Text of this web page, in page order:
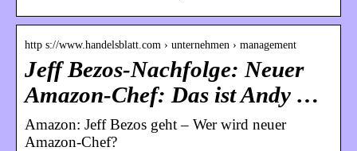
http s://www.handelsblatt.com › unternehmen › management
Jeff Bezos-Nachfolge: Neuer
Amazon-Chef: Das ist Andy …
Amazon: Jeff Bezos geht – Wer wird neuer
Amazon-Chef?